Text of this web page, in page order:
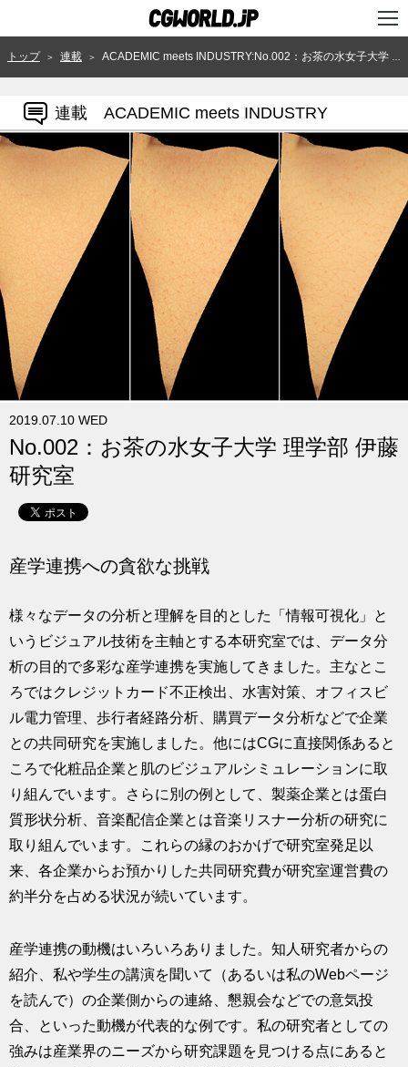
TOP
ニュース
用語辞典
スタジオ
講座
SHOP
クリエイターズID
求人
トップ ＞ 連載 ＞ ACADEMIC meets INDUSTRY:No.002：お茶の水女子大学 理学部 伊藤研究室
連載 ACADEMIC meets INDUSTRY
2019.07.10 WED
No.002：お茶の水女子大学 理学部 伊藤
研究室
産学連携への貪欲な挑戦
様々なデータの分析と理解を目的とした「情報可視化」と
いうビジュアル技術を主軸とする本研究室では、データ分
析の目的で多彩な産学連携を実施してきました。主なとこ
ろではクレジットカード不正検出、水害対策、オフィスビ
ル電力管理、歩行者経路分析、購買データ分析などで企業
との共同研究を実施しました。他にはCGに直接関係あると
ころで化粧品企業と肌のビジュアルシミュレーションに取
り組んでいます。さらに別の例として、製薬企業とは蛋白
質形状分析、音楽配信企業とは音楽リスナー分析の研究に
取り組んでいます。これらの縁のおかげで研究室発足以
来、各企業からお預かりした共同研究費が研究室運営費の
約半分を占める状況が続いています。
産学連携の動機はいろいろありました。知人研究者からの
紹介、私や学生の講演を聞いて（あるいは私のWebページ
を読んで）の企業側からの連絡、懇親会などでの意気投
合、といった動機が代表的な例です。私の研究者としての
強みは産業界のニーズから研究課題を見つける点にあると